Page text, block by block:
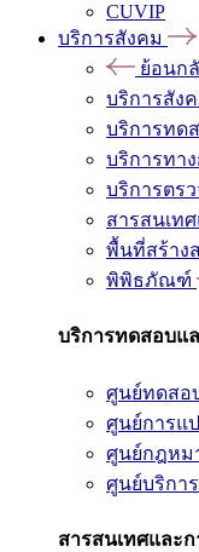
CUVIP
บริการสังคม
ย้อนก
บริการสัง
บริการทด
บริการทา
บริการตร
สารสนเท
พื้นที่สร้าง
พิพิธภัณฑ์
บริการทดสอบแ
ศูนย์ทดสอ
ศูนย์การแ
ศูนย์กฎหม
ศูนย์บริกา
สารสนเทศและ